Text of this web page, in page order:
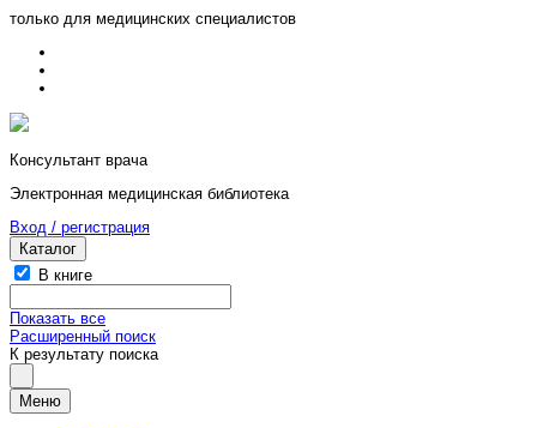
только для медицинских специалистов
Консультант врача
Электронная медицинская библиотека
Вход / регистрация
Каталог
В книге
Показать все
Расширенный поиск
К результату поиска
Меню